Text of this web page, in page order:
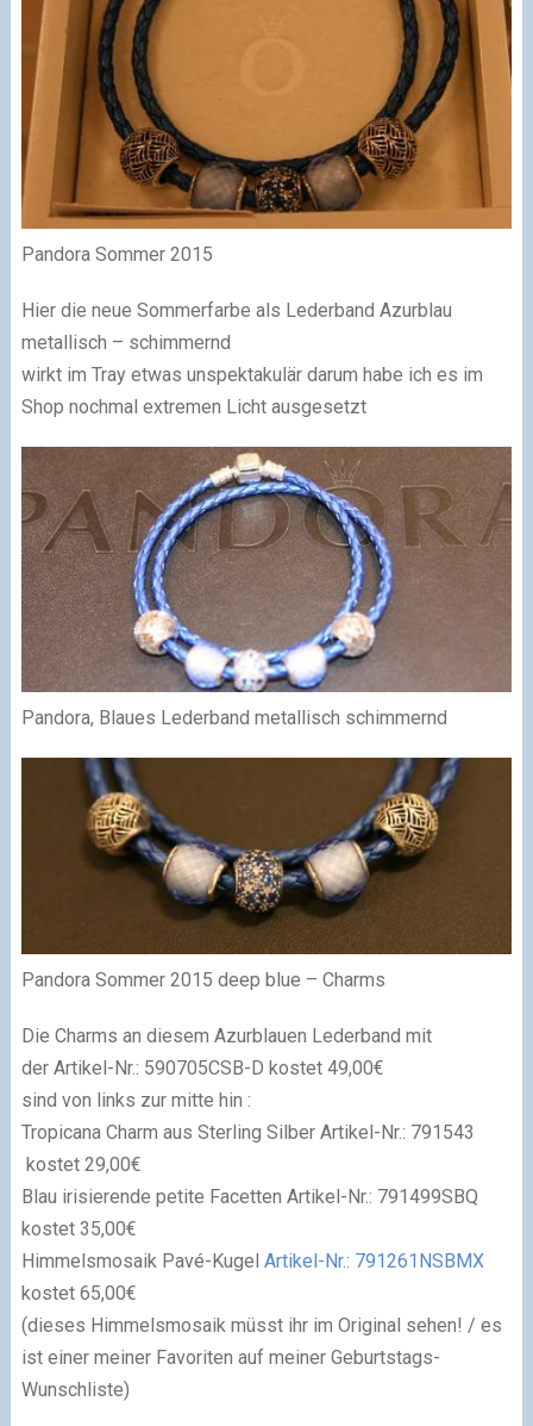
Pandora Sommer 2015
Hier die neue Sommerfarbe als Lederband Azurblau
metallisch – schimmernd
wirkt im Tray etwas unspektakulär darum habe ich es im
Shop nochmal extremen Licht ausgesetzt
Pandora, Blaues Lederband metallisch schimmernd
Pandora Sommer 2015 deep blue – Charms
Die Charms an diesem Azurblauen Lederband mit
der Artikel-Nr.: 590705CSB-D kostet 49,00€
sind von links zur mitte hin :
Tropicana Charm aus Sterling Silber Artikel-Nr.: 791543
kostet 29,00€
Blau irisierende petite Facetten Artikel-Nr.: 791499SBQ
kostet 35,00€
Himmelsmosaik Pavé-Kugel Artikel-Nr.: 791261NSBMX
kostet 65,00€
(dieses Himmelsmosaik müsst ihr im Original sehen! / es
ist einer meiner Favoriten auf meiner Geburtstags-
Wunschliste)